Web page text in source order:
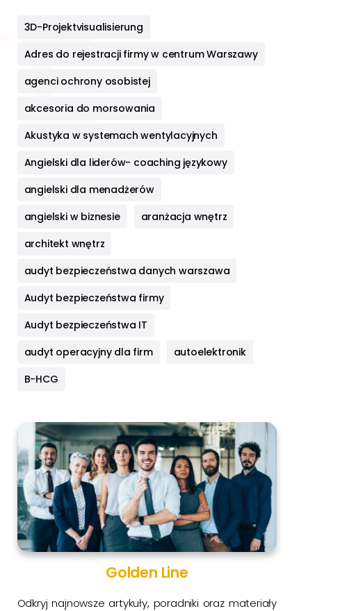
3D-Projektvisualisierung
Adres do rejestracji firmy w centrum Warszawy
agenci ochrony osobistej
akcesoria do morsowania
Akustyka w systemach wentylacyjnych
Angielski dla liderów- coaching językowy
angielski dla menadżerów
angielski w biznesie
aranżacja wnętrz
architekt wnętrz
audyt bezpieczeństwa danych warszawa
Audyt bezpieczeństwa firmy
Audyt bezpieczeństwa IT
audyt operacyjny dla firm
autoelektronik
B-HCG
Golden Line
Odkryj najnowsze artykuły, poradniki oraz materiały